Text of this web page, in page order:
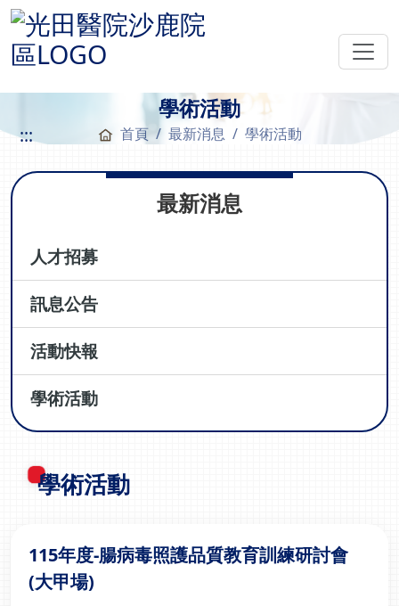
學術活動
::: 首頁 最新消息 學術活動
最新消息
人才招募
訊息公告
活動快報
學術活動
學術活動
115年度-腸病毒照護品質教育訓練研討會
(大甲場)